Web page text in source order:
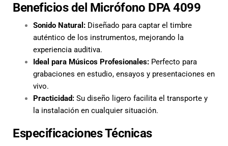
Beneficios del Micrófono DPA 4099
Sonido Natural: Diseñado para captar el timbre
auténtico de los instrumentos, mejorando la
experiencia auditiva.
Ideal para Músicos Profesionales: Perfecto para
grabaciones en estudio, ensayos y presentaciones en
vivo.
Practicidad: Su diseño ligero facilita el transporte y
la instalación en cualquier situación.
Especificaciones Técnicas